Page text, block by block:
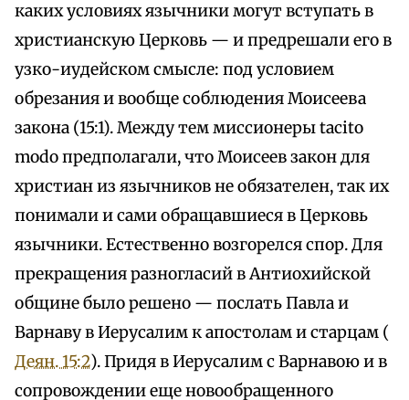
каких условиях язычники могут вступать в
христианскую Церковь — и предрешали его в
узко-иудейском смысле: под условием
обрезания и вообще соблюдения Моисеева
закона (15:1). Между тем миссионеры tacito
modo предполагали, что Моисеев закон для
христиан из язычников не обязателен, так их
понимали и сами обращавшиеся в Церковь
язычники. Естественно возгорелся спор. Для
прекращения разногласий в Антиохийской
общине было решено — послать Павла и
Варнаву в Иерусалим к апостолам и старцам (
Деян. 15:2). Придя в Иерусалим с Варнавою и в
сопровождении еще новообращенного